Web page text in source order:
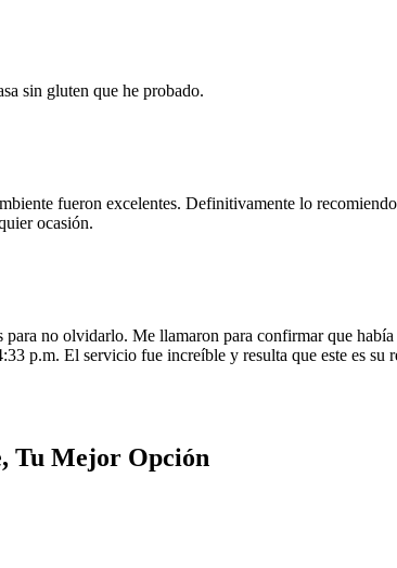
sin gluten que he probado.
fueron excelentes. Definitivamente lo
ocasión.
no olvidarlo. Me llamaron para confirmar que
p.m. El servicio fue increíble y resulta que este es
Tu Mejor Opción